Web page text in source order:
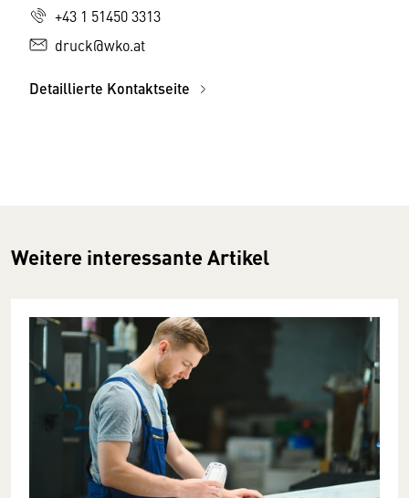
+43 1 51450 3313
druck@wko.at
Detaillierte Kontaktseite
Weitere interessante Artikel